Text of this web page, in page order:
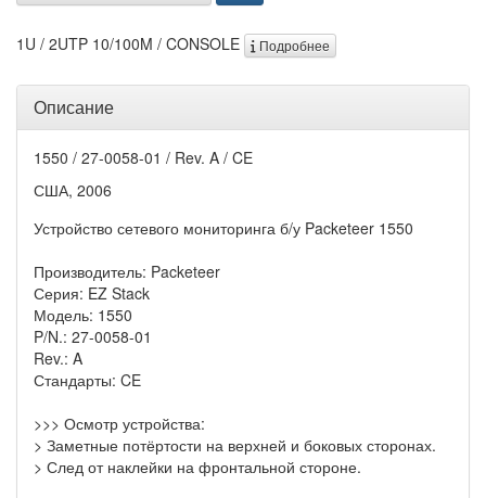
1U / 2UTP 10/100M / CONSOLE Подробнее
Описание
1550 / 27-0058-01 / Rev. A / CE
США, 2006
Устройство сетевого мониторинга б/у Packeteer 1550
Производитель: Packeteer
Серия: EZ Stack
Модель: 1550
P/N.: 27-0058-01
Rev.: A
Стандарты: CE
>>> Осмотр устройства:
> Заметные потёртости на верхней и боковых сторонах.
> След от наклейки на фронтальной стороне.